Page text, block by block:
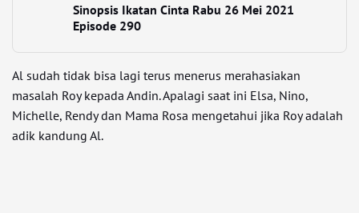
Sinopsis Ikatan Cinta Rabu 26 Mei 2021
Episode 290
Al sudah tidak bisa lagi terus menerus merahasiakan
masalah Roy kepada Andin. Apalagi saat ini Elsa, Nino,
Michelle, Rendy dan Mama Rosa mengetahui jika Roy adalah
adik kandung Al.